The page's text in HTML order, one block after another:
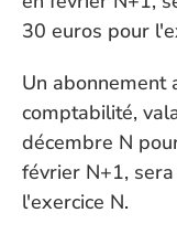
30 euros pour
Un abonnement
comptabilité,
décembre N
février N+1,
l'exercice N.